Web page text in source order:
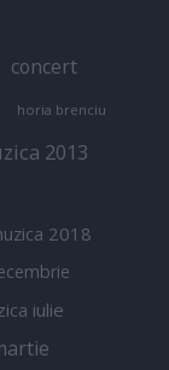
concert
horia brenciu
2013
2018
iulie